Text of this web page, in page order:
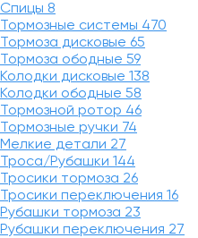
Спицы 8
Тормозные системы 470
Тормоза дисковые 65
Тормоза ободные 59
Колодки дисковые 138
Колодки ободные 58
Тормозной ротор 46
Тормозные ручки 74
Мелкие детали 27
Троса/Рубашки 144
Тросики тормоза 26
Тросики переключения 16
Рубашки тормоза 23
Рубашки переключения 27